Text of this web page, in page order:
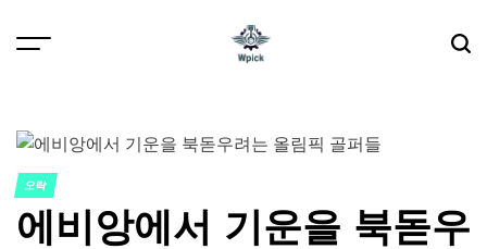
POSTED
IN
오락
에비앙에서 기운을 북돋우